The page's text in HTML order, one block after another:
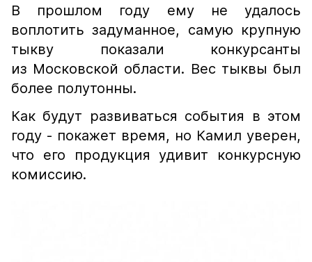
В прошлом году ему не удалось
воплотить задуманное, самую крупную
тыкву показали конкурсанты
из Московской области. Вес тыквы был
более полутонны.
Как будут развиваться события в этом
году - покажет время, но Камил уверен,
что его продукция удивит конкурсную
комиссию.